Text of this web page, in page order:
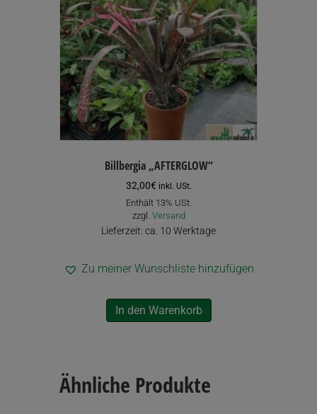
Billbergia „AFTERGLOW“
32,00€ inkl. USt.
Enthält 13% USt.
zzgl. Versand
Lieferzeit: ca. 10 Werktage
Zu meiner Wunschliste hinzufügen
In den Warenkorb
Ähnliche Produkte